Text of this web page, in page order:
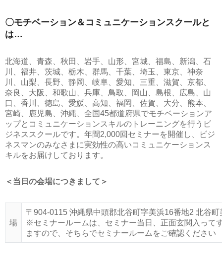
〇モチベーション＆コミュニケーションスクールと
は…
北海道、青森、秋田、岩手、山形、宮城、福島、新潟、石
川、福井、茨城、栃木、群馬、千葉、埼玉、東京、神奈
川、山梨、長野、静岡、岐阜、愛知、三重、滋賀、京都、
奈良、大阪、和歌山、兵庫、鳥取、岡山、島根、広島、山
口、香川、徳島、愛媛、高知、福岡、佐賀、大分、熊本、
宮崎、鹿児島、沖縄、全国45都道府県でモチベーションア
ップとコミュニケーションスキルのトレーニングを行うビ
ジネススクールです。年間2,000回セミナーを開催し、ビジ
ネスマンのみなさまに実効性の高いコミュニケーションス
キルをお届けしております。
＜当日の会場につきまして＞
場
〒904-0115 沖縄県中頭郡北谷町字美浜16番地2 北谷
※セミナールームは、セミナー当日、正面玄関入って
ますので、そちらでセミナールームをご確認ください